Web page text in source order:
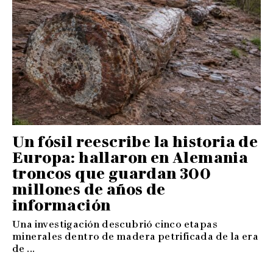
Un fósil reescribe la historia de
Europa: hallaron en Alemania
troncos que guardan 300
millones de años de
información
Una investigación descubrió cinco etapas
minerales dentro de madera petrificada de la era
de ...